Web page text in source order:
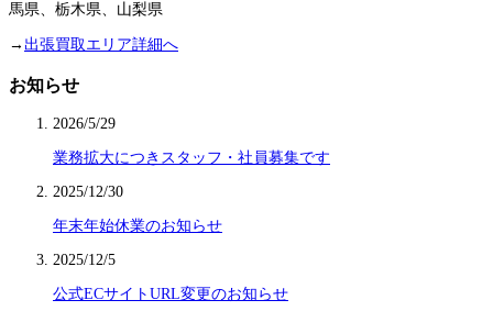
馬県、栃木県、山梨県
→ 出張買取エリア詳細へ
お知らせ
2026/5/29
業務拡大につきスタッフ・社員募集です
2025/12/30
年末年始休業のお知らせ
2025/12/5
公式ECサイトURL変更のお知らせ